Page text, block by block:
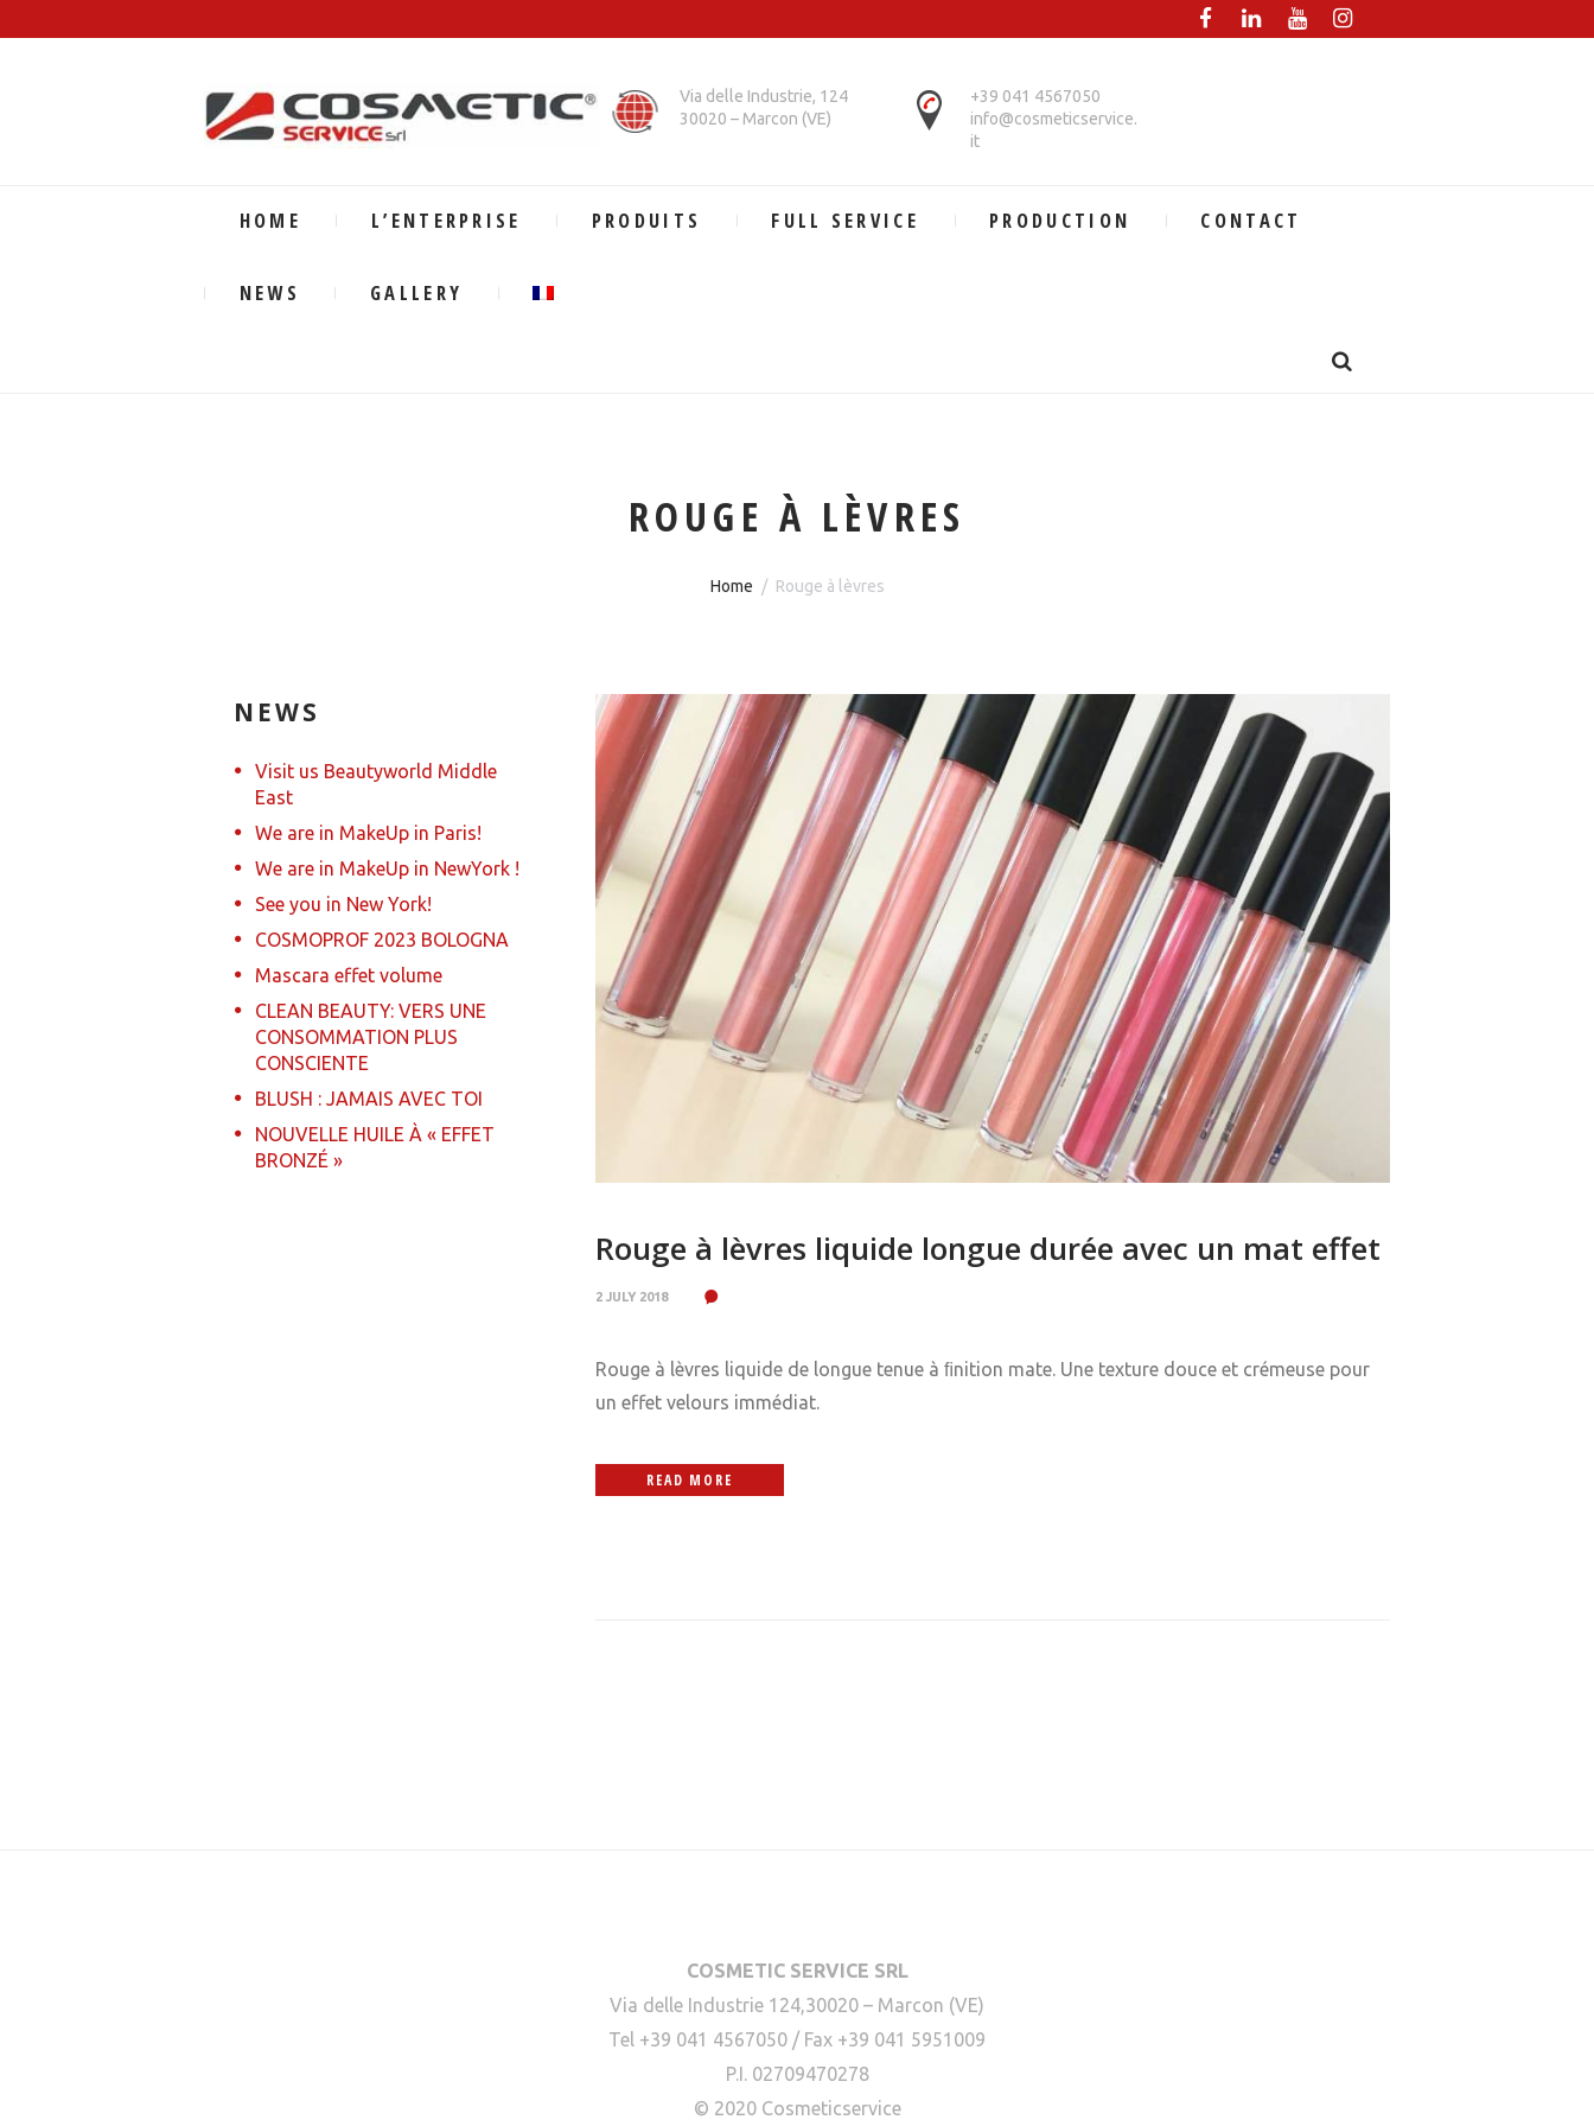
Via delle Industrie, 124
30020 – Marcon (VE)
+39 041 4567050
info@cosmeticservice.
it
HOME L’ENTERPRISE PRODUITS FULL SERVICE PRODUCTION CONTACT
NEWS GALLERY
ROUGE À LÈVRES
Home Rouge à lèvres
Rouge à lèvres liquide longue durée avec un mat effet
2 JULY 2018
Rouge à lèvres liquide de longue tenue à ﬁnition mate. Une texture douce et crémeuse pour
un effet velours immédiat.
READ MORE
NEWS
Visit us Beautyworld Middle
East
We are in MakeUp in Paris!
We are in MakeUp in NewYork !
See you in New York!
COSMOPROF 2023 BOLOGNA
Mascara effet volume
CLEAN BEAUTY: VERS UNE
CONSOMMATION PLUS
CONSCIENTE
BLUSH : JAMAIS AVEC TOI
NOUVELLE HUILE À « EFFET
BRONZÉ »
COSMETIC SERVICE SRL
Via delle Industrie 124,30020 – Marcon (VE)
Tel +39 041 4567050 / Fax +39 041 5951009
P.I. 02709470278
© 2020 Cosmeticservice